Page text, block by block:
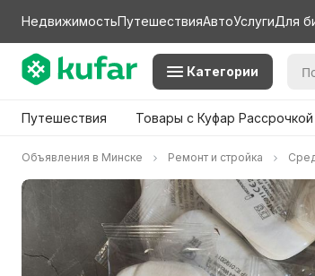
НедвижимостьПутешествияАвтоУслугиДля
Категории
Путешествия Товары с Куфар Рассрочкой
Объявления в Минске Ремонт и стройка